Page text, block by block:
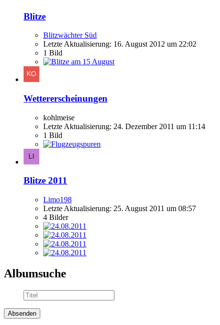
Blitze
Blitzwächter Süd
Letzte Aktualisierung: 16. August 2012 um 22:02
1 Bild
Wettererscheinungen
kohlmeise
Letzte Aktualisierung: 24. Dezember 2011 um 11:14
1 Bild
Blitze 2011
Limo198
Letzte Aktualisierung: 25. August 2011 um 08:57
4 Bilder
Albumsuche